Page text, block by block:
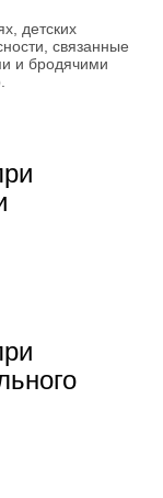
детских
связанные
и бродячими